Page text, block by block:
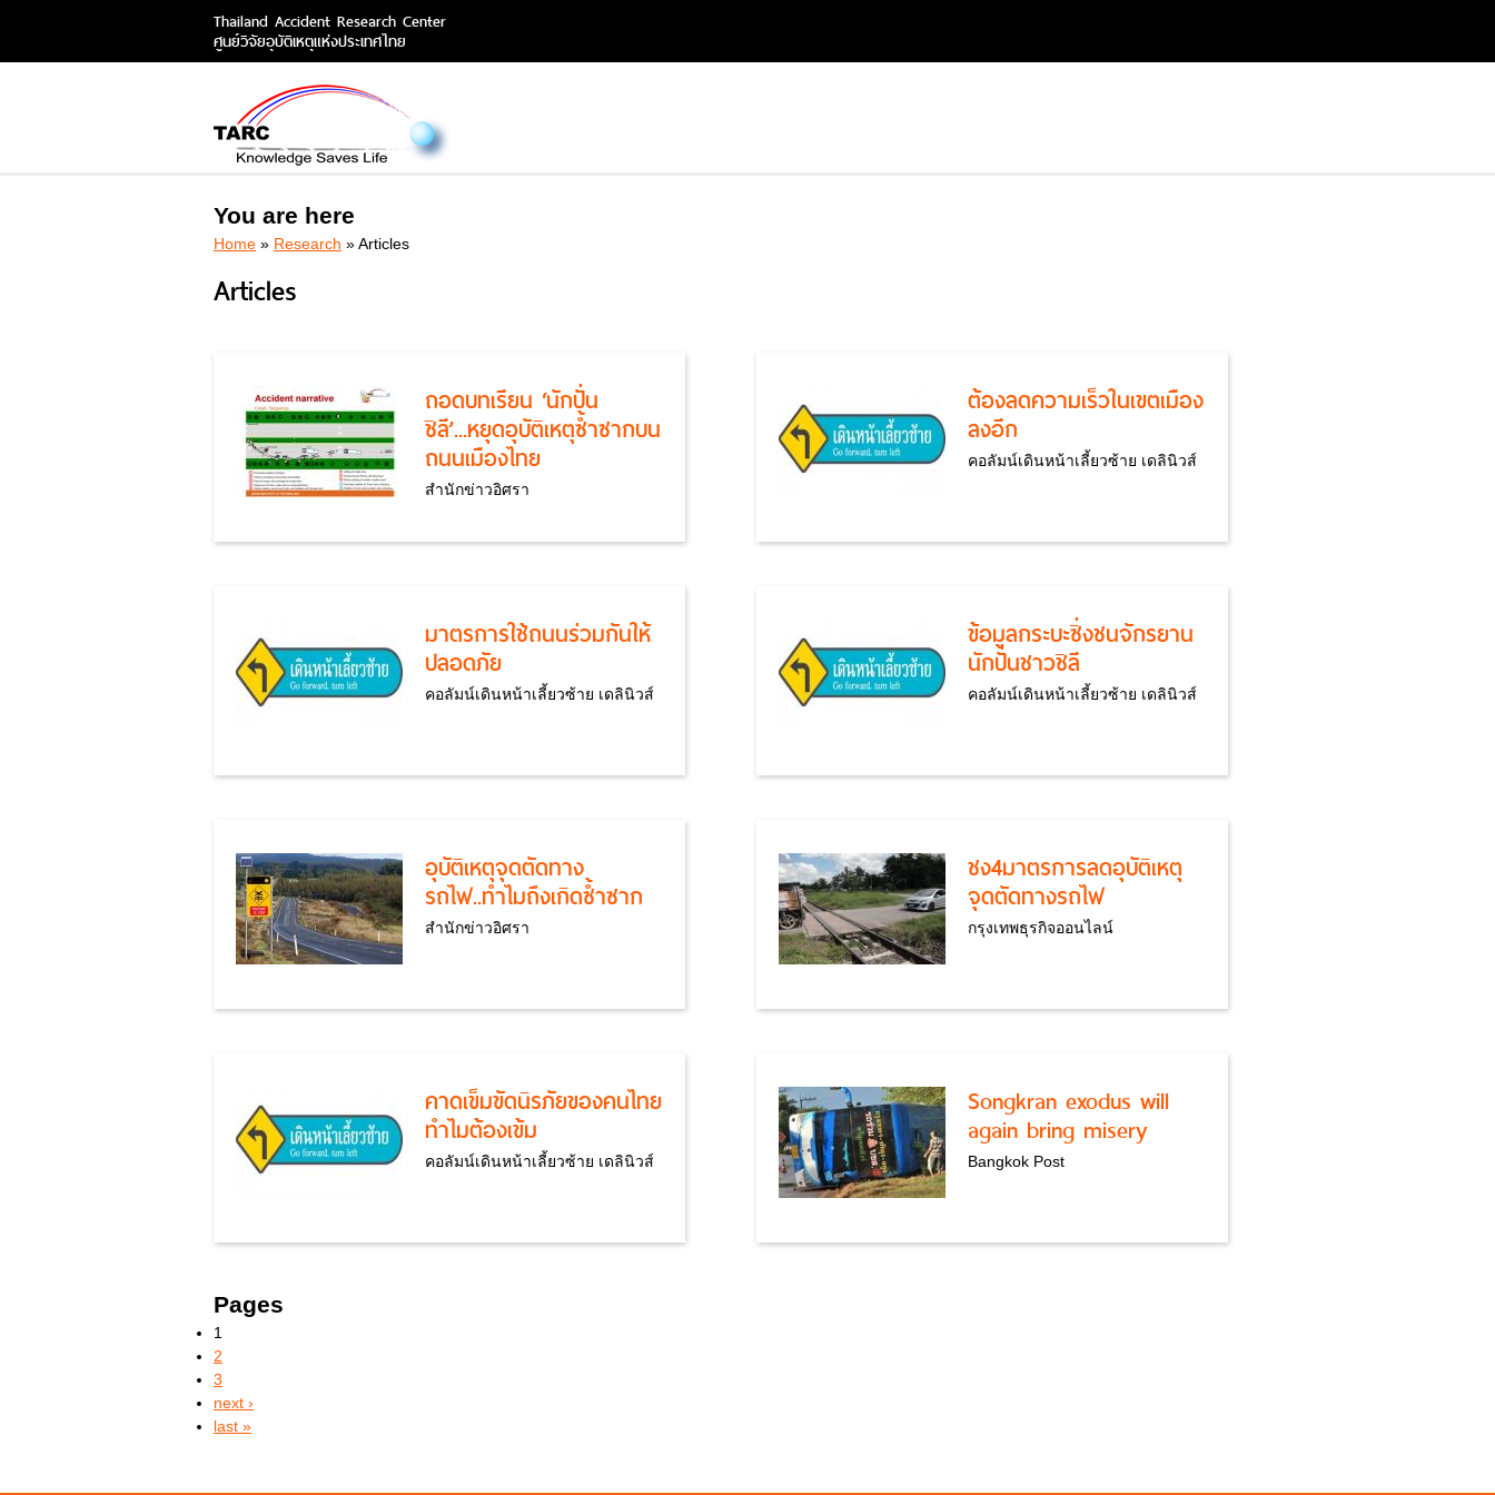
Thailand Accident Research Center
ศูนย์วิจัยอุบัติเหตุแห่งประเทศไทย
You are here
Home » Research » Articles
Articles
ถอดบทเรียน ‘นักปั่น
ชิลี’...หยุดอุบัติเหตุซ้ำซากบน
ถนนเมืองไทย
สำนักข่าวอิศรา
ต้องลดความเร็วในเขตเมือง
ลงอีก
คอลัมน์เดินหน้าเลี้ยวซ้าย เดลินิวส์
มาตรการใช้ถนนร่วมกันให้
ปลอดภัย
คอลัมน์เดินหน้าเลี้ยวซ้าย เดลินิวส์
ข้อมูลกระบะซิ่งชนจักรยาน
นักปั่นชาวชิลี
คอลัมน์เดินหน้าเลี้ยวซ้าย เดลินิวส์
อุบัติเหตุจุดตัดทาง
รถไฟ..ทำไมถึงเกิดซ้ำซาก
สำนักข่าวอิศรา
ชง4มาตรการลดอุบัติเหตุ
จุดตัดทางรถไฟ
กรุงเทพธุรกิจออนไลน์
คาดเข็มขัดนิรภัยของคนไทย
ทำไมต้องเข้ม
คอลัมน์เดินหน้าเลี้ยวซ้าย เดลินิวส์
Songkran exodus will
again bring misery
Bangkok Post
Pages
1
2
3
next ›
last »